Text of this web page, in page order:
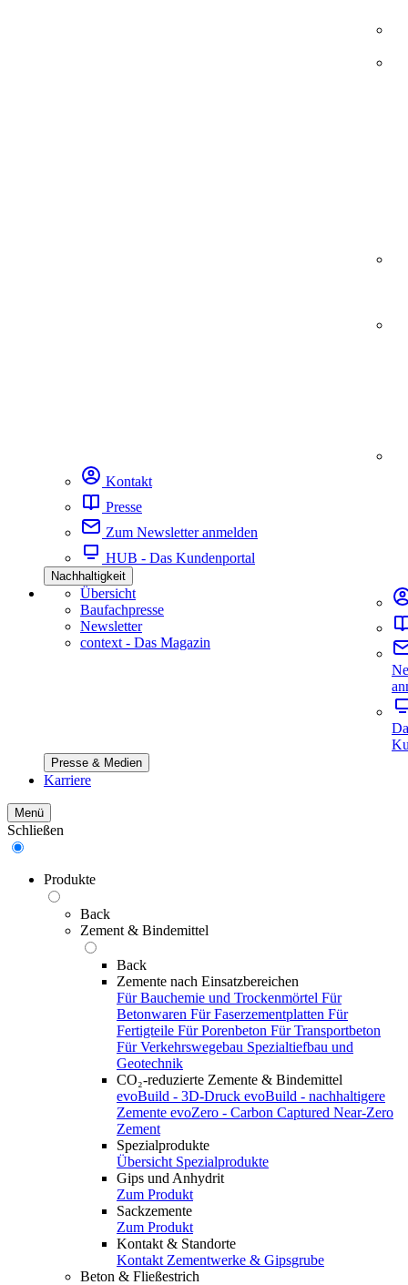
Kontakt
Presse
Zum Newsletter anmelden
HUB - Das Kundenportal
Nachhaltigkeit
Übersicht
Baufachpresse
Newsletter
context - Das Magazin
Presse & Medien
Karriere
Menü
Schließen
Produkte
Back
Zement & Bindemittel
Back
Zemente nach Einsatzbereichen
Für Bauchemie und Trockenmörtel Für
Betonwaren Für Faserzementplatten Für
Fertigteile Für Porenbeton Für Transportbeton
Für Verkehrswegebau Spezialtiefbau und
Geotechnik
CO₂-reduzierte Zemente & Bindemittel
evoBuild - 3D-Druck evoBuild - nachhaltigere
Zemente evoZero - Carbon Captured Near-Zero
Zement
Spezialprodukte
Übersicht Spezialprodukte
Gips und Anhydrit
Zum Produkt
Sackzemente
Zum Produkt
Kontakt & Standorte
Kontakt Zementwerke & Gipsgrube
Beton & Fließestrich